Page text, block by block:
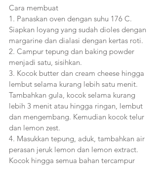
Cara membuat
1. Panaskan oven dengan suhu 176 C.
Siapkan loyang yang sudah dioles dengan
margarine dan dialasi dengan kertas roti.
2. Campur tepung dan baking powder
menjadi satu, sisihkan.
3. Kocok butter dan cream cheese hingga
lembut selama kurang lebih satu menit.
Tambahkan gula, kocok selama kurang
lebih 3 menit atau hingga ringan, lembut
dan mengembang. Kemudian kocok telur
dan lemon zest.
4. Masukkan tepung, aduk, tambahkan air
perasan jeruk lemon dan lemon extract.
Kocok hingga semua bahan tercampur